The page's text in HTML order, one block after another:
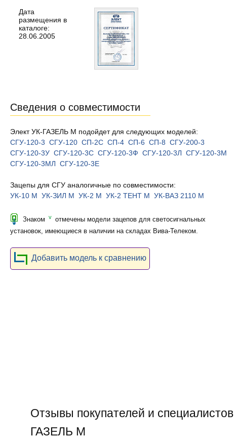
Дата
размещения в
каталоге:
28.06.2005
Сведения о совместимости
Элект УК-ГАЗЕЛЬ М подойдет для следующих моделей:
СГУ-120-3 СГУ-120 СП-2С СП-4 СП-6 СП-8 СГУ-200-3
СГУ-120-3У СГУ-120-3С СГУ-120-3Ф СГУ-120-3Л СГУ-120-3М
СГУ-120-3МЛ СГУ-120-3Е
Зацепы для СГУ аналогичные по совместимости:
УК-10 М УК-ЗИЛ М УК-2 М УК-2 ТЕНТ М УК-ВАЗ 2110 М
Знаком v отмечены модели зацепов для светосигнальных
установок, имеющиеся в наличии на складах Вива-Телеком.
Добавить модель к сравнению
Отзывы покупателей и
ГАЗЕЛЬ М